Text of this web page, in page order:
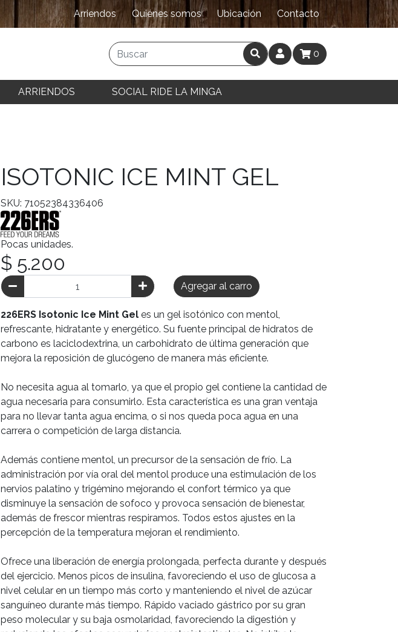
Arriendos Quiénes somos Ubicación Contacto
0
ARRIENDOS SOCIAL RIDE LA MINGA
ISOTONIC ICE MINT GEL
SKU: 71052384336406
Pocas unidades.
$ 5.200
Agregar al carro
226ERS Isotonic Ice Mint Gel es un gel isotónico con mentol,
refrescante, hidratante y energético. Su fuente principal de hidratos de
carbono es laciclodextrina, un carbohidrato de última generación que
mejora la reposición de glucógeno de manera más eficiente.
No necesita agua al tomarlo, ya que el propio gel contiene la cantidad de
agua necesaria para consumirlo. Esta característica es una gran ventaja
para no llevar tanta agua encima, o si nos queda poca agua en una
carrera o competición de larga distancia.
Además contiene mentol, un precursor de la sensación de frío. La
administración por vía oral del mentol produce una estimulación de los
nervios palatino y trigémino mejorando el confort térmico ya que
disminuye la sensación de sofoco y provoca sensación de bienestar,
además de frescor mientras respiramos. Todos estos ajustes en la
percepción de la temperatura mejoran el rendimiento.
Ofrece una liberación de energía prolongada, perfecta durante y después
del ejercicio. Menos picos de insulina, favoreciendo el uso de glucosa a
nivel celular en un tiempo más corto y manteniendo el nivel de azúcar
sanguíneo durante más tiempo. Rápido vaciado gástrico por su gran
peso molecular y su baja osmolaridad, favoreciendo la digestión y